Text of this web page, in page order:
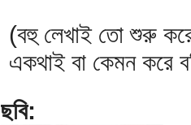
(বহু লেখাই তো শুরু
একথাই বা কেমন করে
ছবি: